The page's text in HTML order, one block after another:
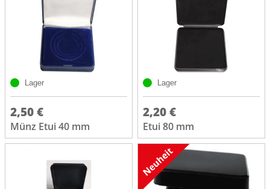
Lager
2,50 €
Münz Etui 40 mm
Lager
2,20 €
Etui 80 mm